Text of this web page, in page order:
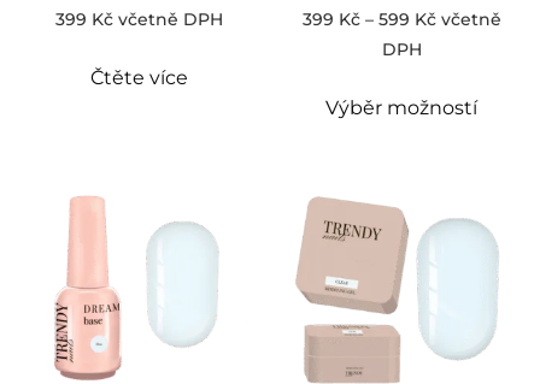
399 Kč včetně DPH
Čtěte více
399 Kč – 599 Kč včetně
DPH
Výběr možností